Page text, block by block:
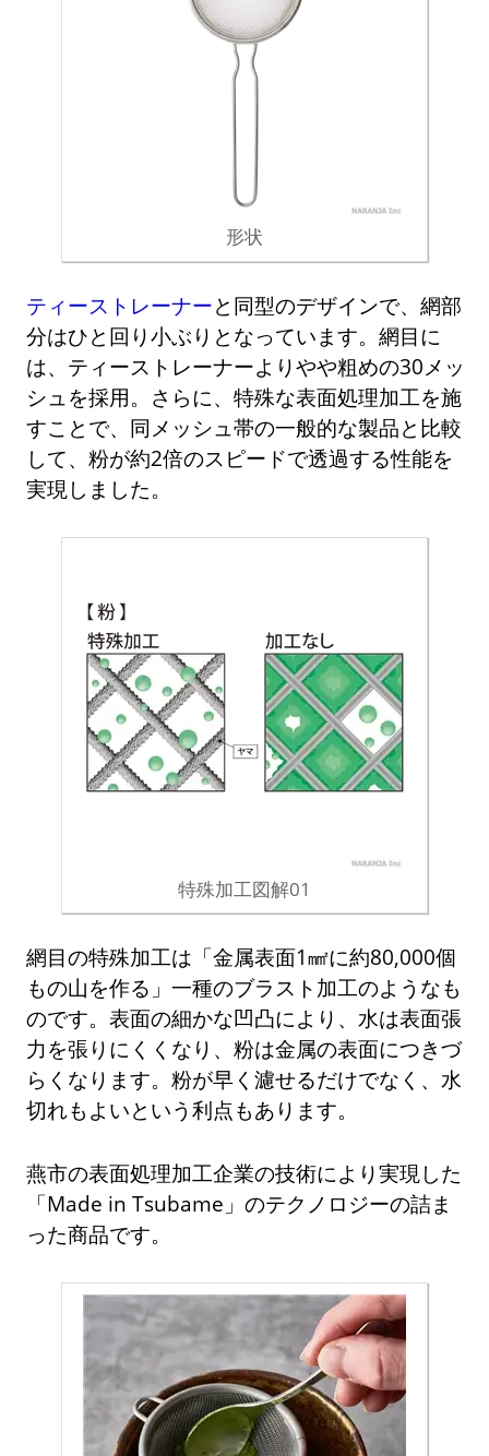
形状
ティーストレーナーと同型のデザインで、網部
分はひと回り小ぶりとなっています。網目に
は、ティーストレーナーよりやや粗めの30メッ
シュを採用。さらに、特殊な表面処理加工を施
すことで、同メッシュ帯の一般的な製品と比較
して、粉が約2倍のスピードで透過する性能を
実現しました。
特殊加工図解01
網目の特殊加工は「金属表面1㎟に約80,000個
もの山を作る」一種のブラスト加工のようなも
のです。表面の細かな凹凸により、水は表面張
力を張りにくくなり、粉は金属の表面につきづ
らくなります。粉が早く濾せるだけでなく、水
切れもよいという利点もあります。
燕市の表面処理加工企業の技術により実現した
「Made in Tsubame」のテクノロジーの詰ま
った商品です。